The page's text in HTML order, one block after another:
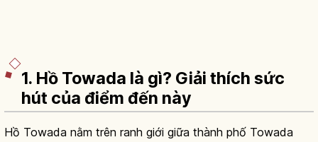
1. Hồ Towada là gì? Giải thích sức
hút của điểm đến này
Hồ Towada nằm trên ranh giới giữa thành phố Towada